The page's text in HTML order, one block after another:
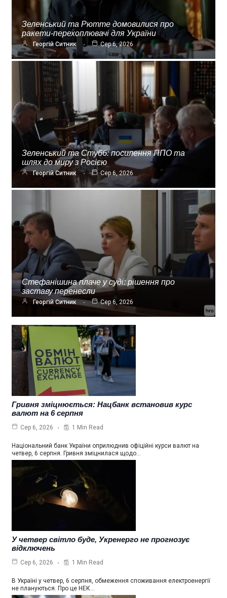
Зеленський та Рютте домовилися про
ракети-перехоплювачі для України
Георгій Ситник Сер 6, 2026
Зеленський та Стубб: посилення ППО та
шлях до миру з Росією
Георгій Ситник Сер 6, 2026
Стефанішина плаче у суді: рішення про
заставу перенесли
Георгій Ситник Сер 6, 2026
Гривня зміцнюється: Нацбанк встановив курс
валют на 6 серпня
Сер 6, 2026 1 Min Read
Національний банк України оприлюднив офіційні курси валют на
четвер, 6 серпня. Гривня зміцнилася щодо…
У четвер світло буде, Укренерго не прогнозує
відключень
Сер 6, 2026 1 Min Read
В Україні у четвер, 6 серпня, обмеження споживання електроенергії
не плануються. Про це НЕК…